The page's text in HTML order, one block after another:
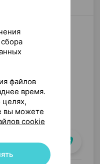
файлов
время.
вы можете
cookie